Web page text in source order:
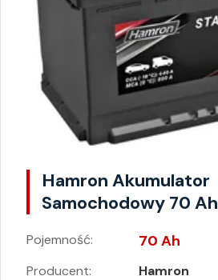
Hamron Akumulator
Samochodowy 70 Ah
Pojemność: 70 Ah
Producent: Hamron